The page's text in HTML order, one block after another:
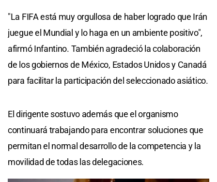
"La FIFA está muy orgullosa de haber logrado que Irán
juegue el Mundial y lo haga en un ambiente positivo",
afirmó Infantino. También agradeció la colaboración
de los gobiernos de México, Estados Unidos y Canadá
para facilitar la participación del seleccionado asiático.
El dirigente sostuvo además que el organismo
continuará trabajando para encontrar soluciones que
permitan el normal desarrollo de la competencia y la
movilidad de todas las delegaciones.